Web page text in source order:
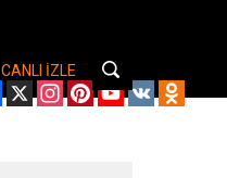
Facebook
X Instagram
PinterestYouTube
VK
CANLI İZLE